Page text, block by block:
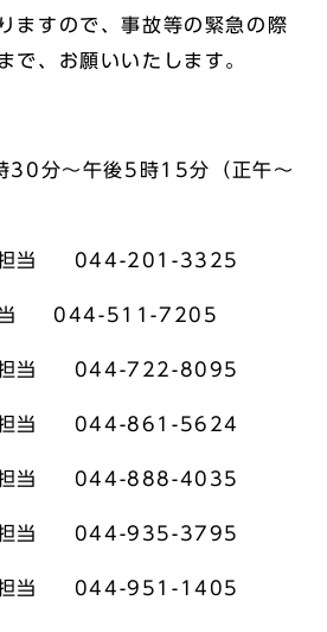
ますので、事故等の緊急の際
で、お願いいたします。
分～午後5時15分（正午～
担当 044-201-3325
044-511-7205
担当 044-722-8095
担当 044-861-5624
担当 044-888-4035
担当 044-935-3795
担当 044-951-1405